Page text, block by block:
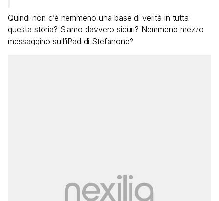
Quindi non c’è nemmeno una base di verità in tutta
questa storia? Siamo davvero sicuri? Nemmeno mezzo
messaggino sull’iPad di Stefanone?